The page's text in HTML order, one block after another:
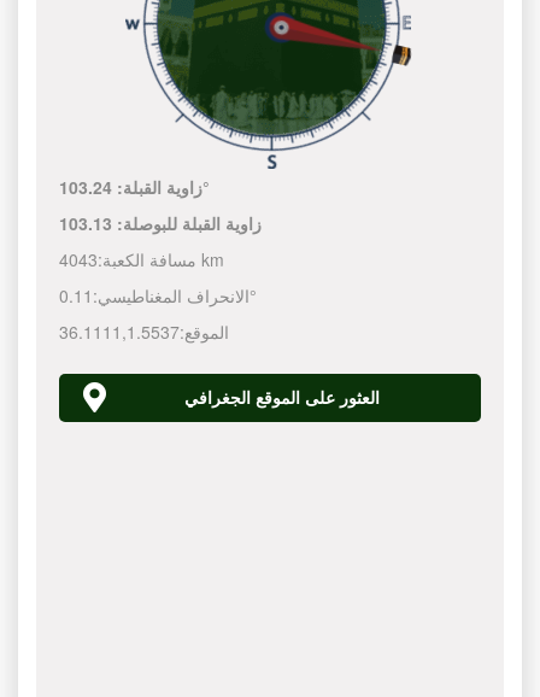
زاوية القبلة:103.24°
زاوية القبلة للبوصلة: 103.13
مسافة الكعبة: 4043 km
الانحراف المغناطيسي:0.11°
الموقع:
36.1111 ,1.5537
العثور على الموقع الجغرافي